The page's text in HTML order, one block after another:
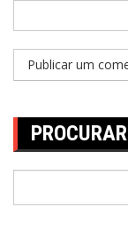
PROCURAR